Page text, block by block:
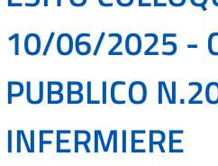
10/06/2025 -
PUBBLICO
INFERMIERE